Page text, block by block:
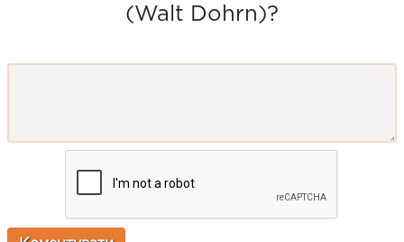
(Walt Dohrn)?